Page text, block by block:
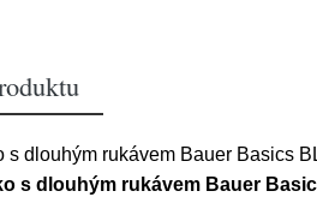
s dlouhým rukávem Bauer Basics
s dlouhým rukávem Bauer